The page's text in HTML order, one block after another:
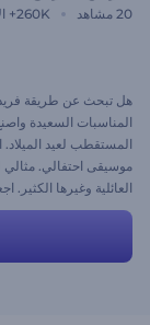
20 مشاهد 260K+
هل تبحث عن طريقة فريدة
المناسبات السعيدة
المستقطب لعيد
موسيقى احتفالي. مثالي
العائلية وغيرها